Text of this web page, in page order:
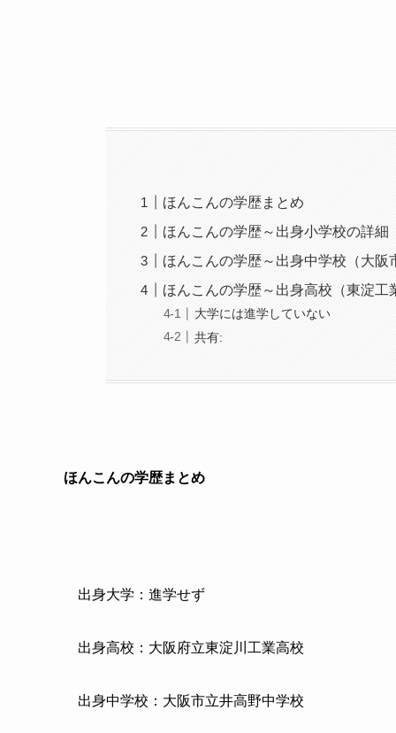
ほんこんの学歴まとめ
ほんこんの学歴～出身小学校の詳細
ほんこんの学歴～出身中学校（大阪
ほんこんの学歴～出身高校（東淀
大学には進学していない
共有:
ほんこんの学歴まとめ
出身大学：進学せず
出身高校：大阪府立東淀川工業高校
出身中学校：大阪市立井高野中学校